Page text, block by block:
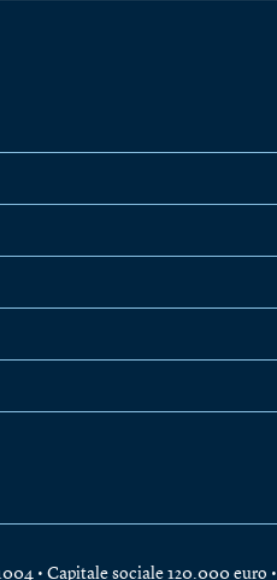
• Capitale sociale 120.000 euro •